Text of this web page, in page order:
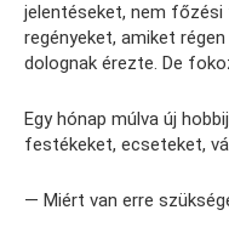
jelentéseket, nem
regényeket, amiket
dolognak érezte. De
Egy hónap múlva új
festékeket, ecseteket,
— Miért van erre